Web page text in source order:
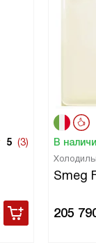
5 (3) В
Smeg
205